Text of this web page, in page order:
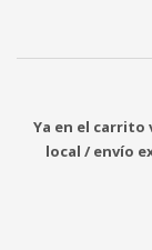
Ya en el carrito
local / envío